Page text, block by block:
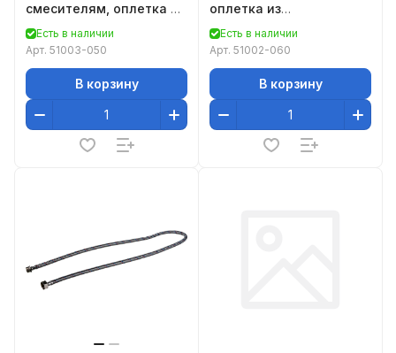
смесителям, оплетка из
нержавеющей стали,
удлиненная, г/ш 0,5м
Есть в наличии
Арт. 51003-050
В корзину
оплетка из
нержавеющей стали,
укороченная, г/ш 1/2" -
Есть в наличии
Арт. 51002-060
В корзину